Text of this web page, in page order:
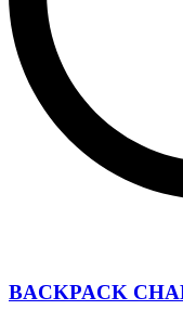
BACKPACK